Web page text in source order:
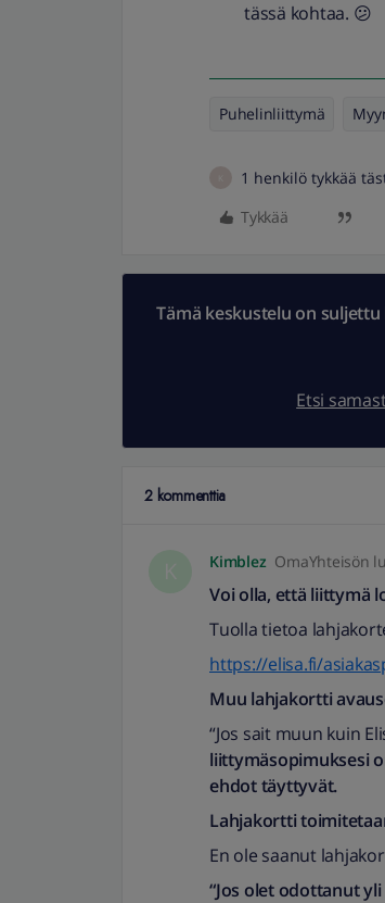
tässä kohtaa. 😕
Puhelinliittymä
1 henkilö tykkää
Tykkää
Tämä keskustelu on
Etsi
2 kommenttia
Kimblez OmaYhteisön
Voi olla, että liittymä
Tuolla tietoa
https://elisa.fi/
Muu lahjakortti
“Jos sait muun kuin
liittymäsopimuksesi
ehdot täyttyvät.
Lahjakortti
En ole saanut
“Jos olet odottanut